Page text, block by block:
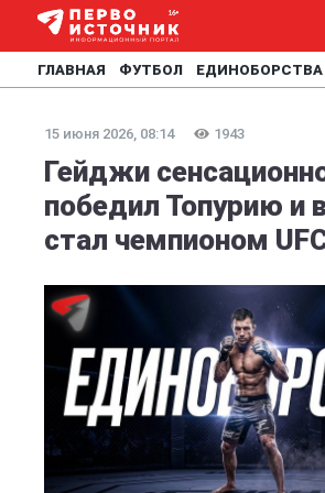
ГЛАВНАЯ ФУТБОЛ ЕДИНОБОРСТВА
15 июня 2026, 08:14 1943
Гейджи
победил Топурию и
стал чемпионом